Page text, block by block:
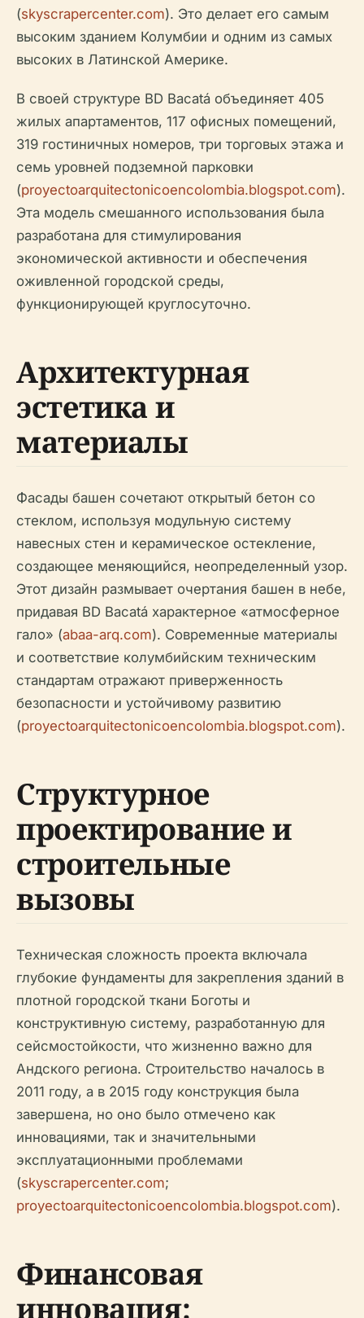
(skyscrapercenter.com). Это делает его самым
высоким зданием Колумбии и одним из самых
высоких в Латинской Америке.
В своей структуре BD Bacatá объединяет 405
жилых апартаментов, 117 офисных помещений,
319 гостиничных номеров, три торговых этажа и
семь уровней подземной парковки
(proyectoarquitectonicoencolombia.blogspot.com).
Эта модель смешанного использования была
разработана для стимулирования
экономической активности и обеспечения
оживленной городской среды,
функционирующей круглосуточно.
Архитектурная
эстетика и
материалы
Фасады башен сочетают открытый бетон со
стеклом, используя модульную систему
навесных стен и керамическое остекление,
создающее меняющийся, неопределенный узор.
Этот дизайн размывает очертания башен в небе,
придавая BD Bacatá характерное «атмосферное
гало» (abaa-arq.com). Современные материалы
и соответствие колумбийским техническим
стандартам отражают приверженность
безопасности и устойчивому развитию
(proyectoarquitectonicoencolombia.blogspot.com).
Структурное
проектирование и
строительные
вызовы
Техническая сложность проекта включала
глубокие фундаменты для закрепления зданий в
плотной городской ткани Боготы и
конструктивную систему, разработанную для
сейсмостойкости, что жизненно важно для
Андского региона. Строительство началось в
2011 году, а в 2015 году конструкция была
завершена, но оно было отмечено как
инновациями, так и значительными
эксплуатационными проблемами
(skyscrapercenter.com;
proyectoarquitectonicoencolombia.blogspot.com).
Финансовая
инновация: